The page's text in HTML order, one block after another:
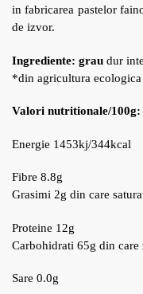
in fabricarea pastelor
de izvor.
Ingrediente: grau dur
*din agricultura ecologica
Valori nutritionale/100g:
Energie 1453kj/344kcal
Fibre 8.8g
Grasimi 2g din care
Proteine 12g
Carbohidrati 65g din care
Sare 0.0g